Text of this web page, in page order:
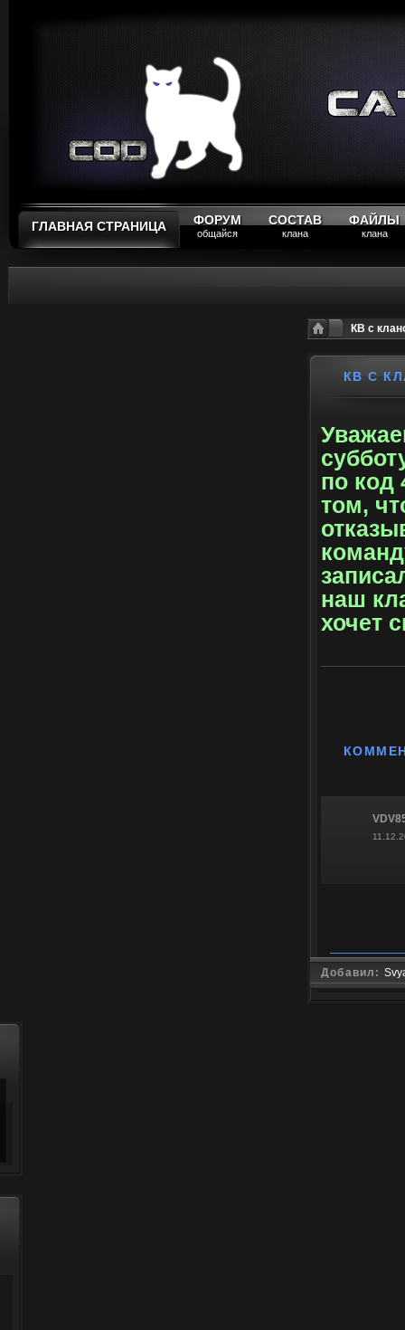
ГЛАВНАЯ СТРАНИЦА ФОРУМ
общайся
СОСТАВ
клана
ФАЙЛЫ
клана
КВ с
КВ С
по код
том,
наш
хочет
Добавил: